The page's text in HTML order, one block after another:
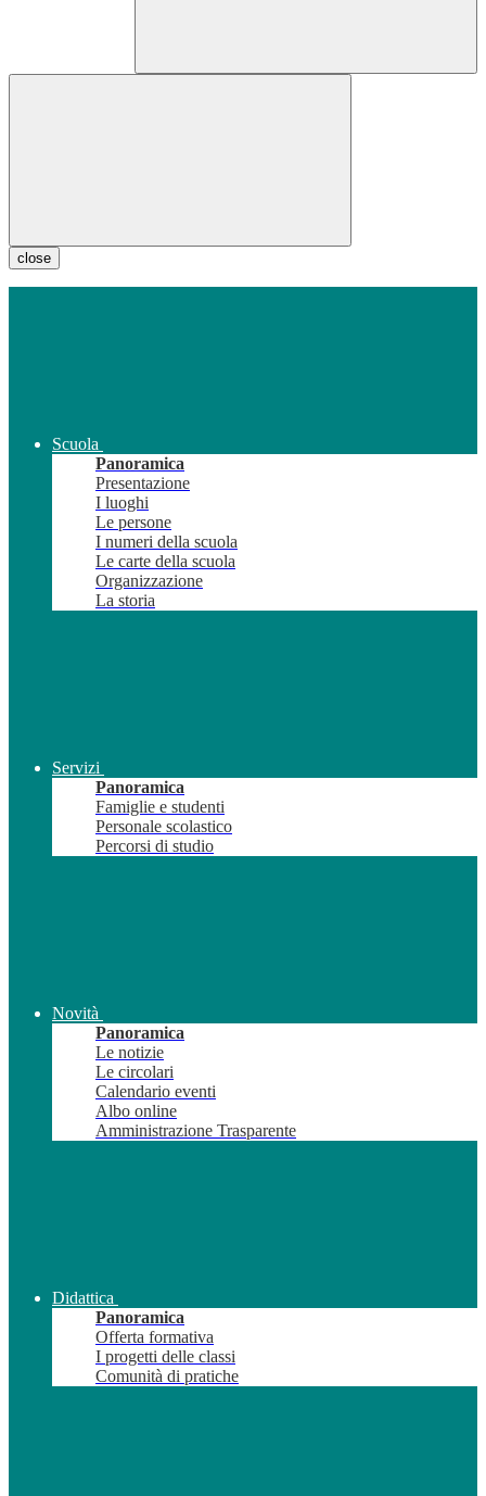
close
Scuola
Panoramica
Presentazione
I luoghi
Le persone
I numeri della scuola
Le carte della scuola
Organizzazione
La storia
Servizi
Panoramica
Famiglie e studenti
Personale scolastico
Percorsi di studio
Novità
Panoramica
Le notizie
Le circolari
Calendario eventi
Albo online
Amministrazione Trasparente
Didattica
Panoramica
Offerta formativa
I progetti delle classi
Comunità di pratiche